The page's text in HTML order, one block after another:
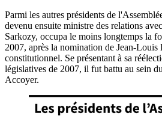
Parmi les autres présidents de
devenu ensuite ministre des relations
Sarkozy, occupa le moins longtemps la
2007, après la nomination de Jean-Louis
constitutionnel. Se présentant à sa
législatives de 2007, il fut battu au sein
Accoyer.